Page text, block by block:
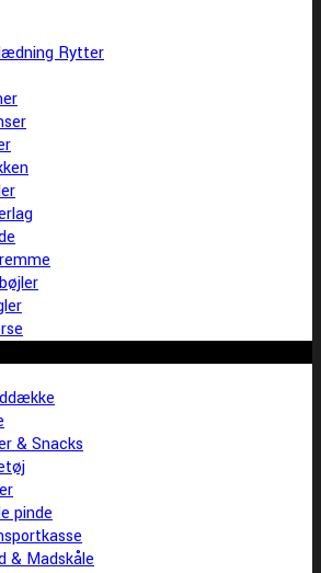
Rytter
& Snacks
pinde
& Madskåle